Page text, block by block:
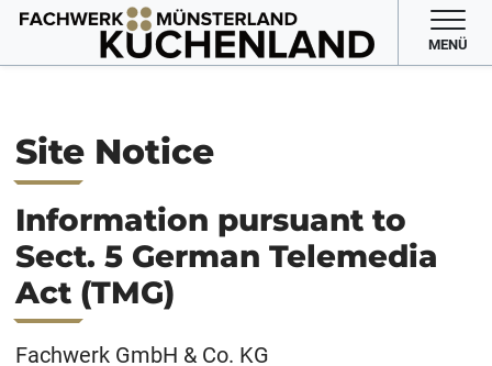
MENÜ
Site Notice
Information pursuant to
Sect. 5 German Telemedia
Act (TMG)
Fachwerk GmbH & Co. KG